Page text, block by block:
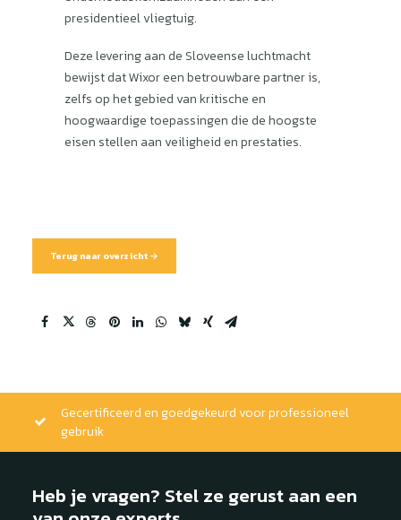
presidentieel vliegtuig.
Deze levering aan de Sloveense luchtmacht
bewijst dat Wixor een betrouwbare partner is,
zelfs op het gebied van kritische en
hoogwaardige toepassingen die de hoogste
eisen stellen aan veiligheid en prestaties.
Terug naar overzicht →
Gecertificeerd en goedgekeurd voor professioneel
gebruik
Heb je vragen? Stel ze gerust aan een